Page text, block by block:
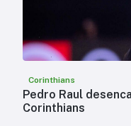
Corinthians
Pedro Raul
Corinthians